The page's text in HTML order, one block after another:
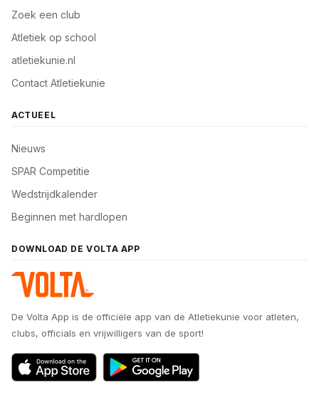
Zoek een club
Atletiek op school
atletiekunie.nl
Contact Atletiekunie
ACTUEEL
Nieuws
SPAR Competitie
Wedstrijdkalender
Beginnen met hardlopen
DOWNLOAD DE VOLTA APP
De Volta App is de officiële app van de Atletiekunie voor atleten,
clubs, officials en vrijwilligers van de sport!